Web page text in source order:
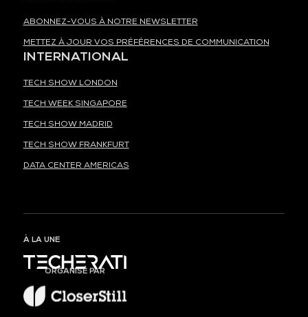
ABONNEZ-VOUS À NOTRE NEWSLETTER
METTEZ À JOUR VOS PRÉFÉRENCES DE COMMUNICATION
INTERNATIONAL
TECH SHOW LONDON
TECH WEEK SINGAPORE
TECH SHOW MADRID
TECH SHOW FRANKFURT
DATA CENTER AMERICAS
À LA UNE
ORGANISÉ PAR